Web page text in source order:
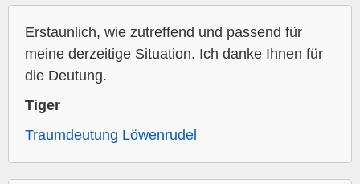
Erstaunlich, wie zutreffend und passend für
meine derzeitige Situation. Ich danke Ihnen für
die Deutung.
Tiger
Traumdeutung Löwenrudel